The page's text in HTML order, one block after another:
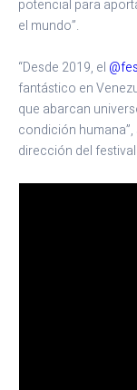
potencial para
el mundo”.
“Desde 2019, el
fantástico en
que abarcan
condición
dirección del festival.